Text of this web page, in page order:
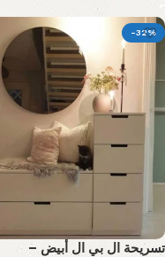
-32%
تسريحة ال بي ال أبيض –